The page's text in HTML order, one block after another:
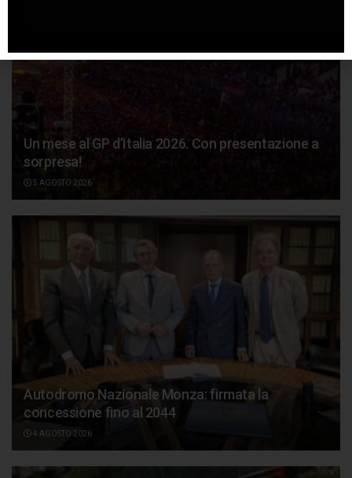
Un mese al GP d’Italia 2026. Con presentazione a
sorpresa!
5 AGOSTO 2026
Autodromo Nazionale Monza: firmata la
concessione fino al 2044
4 AGOSTO 2026